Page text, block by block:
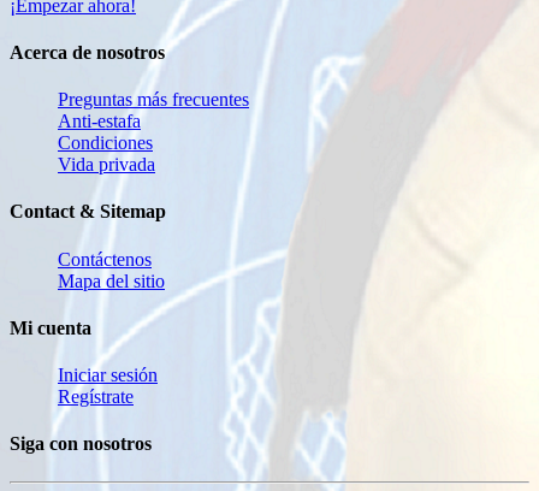
¡Empezar ahora!
Acerca de nosotros
Preguntas más frecuentes
Anti-estafa
Condiciones
Vida privada
Contact & Sitemap
Contáctenos
Mapa del sitio
Mi cuenta
Iniciar sesión
Regístrate
Siga con nosotros